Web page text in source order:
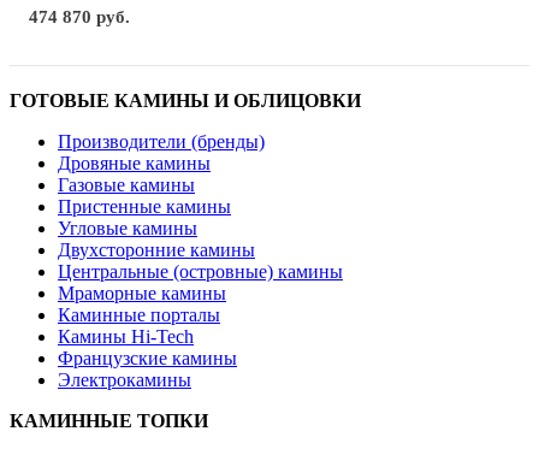
474 870 руб.
ГОТОВЫЕ КАМИНЫ И ОБЛИЦОВКИ
Производители (бренды)
Дровяные камины
Газовые камины
Пристенные камины
Угловые камины
Двухсторонние камины
Центральные (островные) камины
Мраморные камины
Каминные порталы
Камины Hi-Tech
Французские камины
Электрокамины
КАМИННЫЕ ТОПКИ